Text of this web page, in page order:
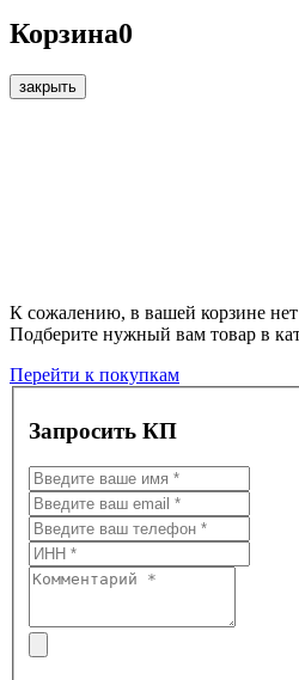
Корзина0
закрыть
К сожалению, в вашей корзине нет
Подберите нужный вам товар в
Перейти к покупкам
Запросить КП